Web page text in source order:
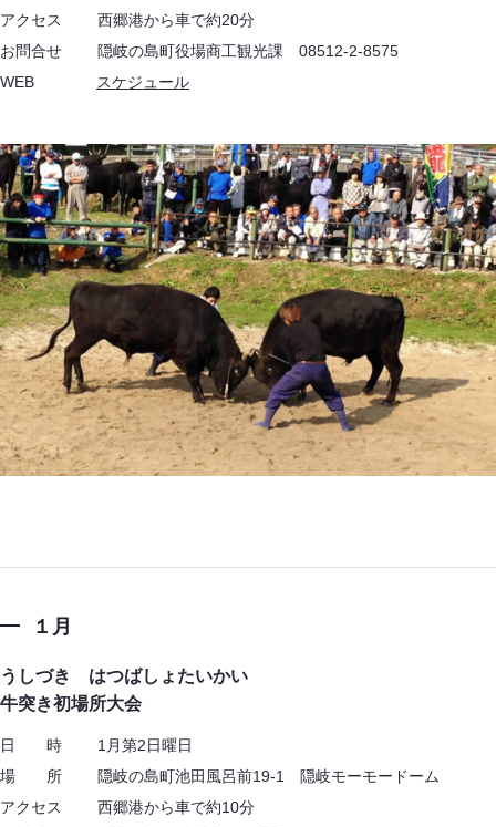
アクセス 西郷港から車で約20分
お問合せ 隠岐の島町役場商工観光課 08512-2-8575
WEB スケジュール
１月
うしづき はつばしょたいかい
牛突き初場所大会
日 時 1月第2日曜日
場 所 隠岐の島町池田風呂前19-1 隠岐モーモードーム
アクセス 西郷港から車で約10分